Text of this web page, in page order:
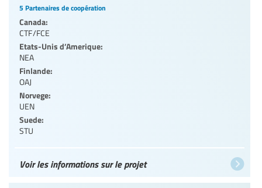
5 Partenaires de coopération
Canada:
CTF/FCE
Etats-Unis d’Amerique:
NEA
Finlande:
OAJ
Norvege:
UEN
Suede:
STU
Voir les informations sur le projet